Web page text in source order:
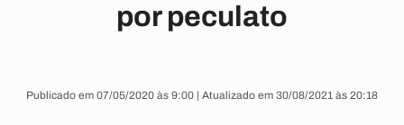
por peculato
Publicado em 07/05/2020 às 9:00 | Atualizado em 30/08/2021 às 20:18